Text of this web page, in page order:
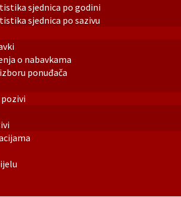
sjednica po godini
sjednica po sazivu
o nabavkama
ponuđača